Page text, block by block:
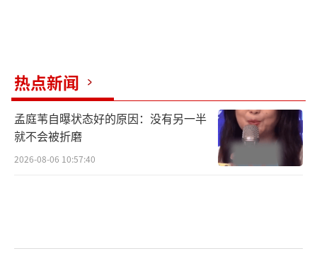
做准备。（责任编辑：于浩淙 Hzx0176）
热点新闻
孟庭苇自曝状态好的原因：没有另一半
就不会被折磨
2026-08-06 10:57:40